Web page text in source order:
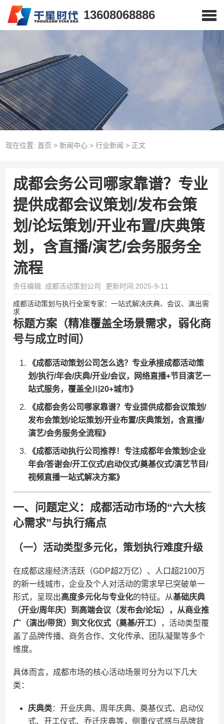
13608068886
现在位置: 首页 > 新闻中心> 行业新闻 > 正文
成都会务公司哪家靠谱？专业
提供成都会议策划/发布会策
划/论坛策划/开业布置/庆典策
划，含直播/演艺/会务服务全
流程
责任编辑: 成都活动策划公司 更新时间:2025-9-11
成都活动策划与执行全案专家：一站式解决庆典、会议、演出需
求
标题方案（精准覆盖全场景需求，弱化商
号与成立时间）
​《成都活动策划公司怎么选？专业承接成都活动策
划/执行/年会/庆典/开业/会议，网络直播+节目演艺一
站式服务，覆盖全川20+城市》​
​《成都会务公司哪家靠谱？专业提供成都会议策划/
发布会策划/论坛策划/开业布置/庆典策划，含直播/
演艺/会务服务全流程》​
​《成都活动执行公司推荐！专注成都年会策划/企业
年会/答谢会/开工仪式/启动仪式/奠基仪式/演艺节目/
视频直播一站式解决方案》​
一、问题定义：成都活动市场的“六大核
心需求”与执行痛点
（一）活动类型多元化，策划执行难度升级
在成都这座经济活跃（GDP超2万亿）、人口超2100万
的新一线城市，企业及个人对活动的需求早已突破单一
形式，呈现出​​高度多元化与专业化​​的特征。从​​基础庆典
（开业/周年庆）到高端会议（发布会/论坛），从商业推
广（演出/带货）到文化仪式（奠基/开工）​
​，活动类型覆
盖了品牌传播、商务合作、文化传承、团队凝聚等多个
维度。
具体而言，成都市场的核心活动场景可分为以下几大
类：
​庆典类​​：开业庆典、周年庆典、奠基仪式、启动仪
式、开工仪式、乔迁庆典等，侧重仪式感与品牌背